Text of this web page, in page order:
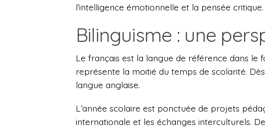
l’intelligence émotionnelle et la pensée critique.
Bilinguisme : une
Le français est la langue de référence dans le
représente la moitié du temps de scolarité.
langue anglaise.
L’année scolaire est ponctuée de projets
internationale et les échanges interculturels.